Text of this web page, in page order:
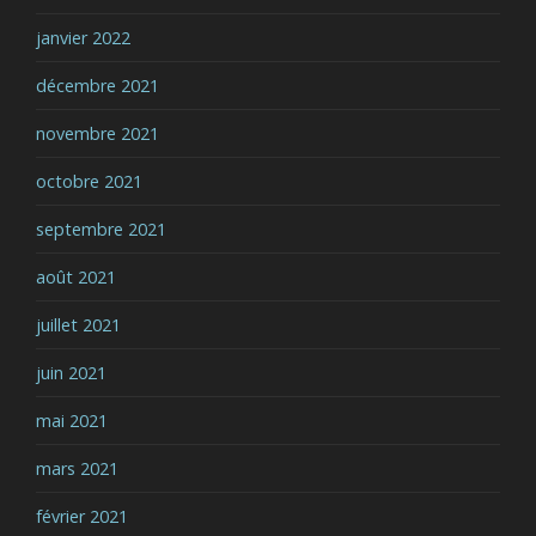
janvier 2022
décembre 2021
novembre 2021
octobre 2021
septembre 2021
août 2021
juillet 2021
juin 2021
mai 2021
mars 2021
février 2021